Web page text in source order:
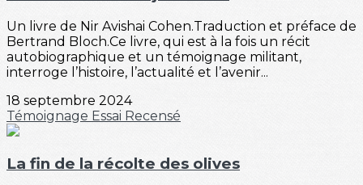
Un livre de Nir Avishai Cohen.Traduction et préface de
Bertrand Bloch.Ce livre, qui est à la fois un récit
autobiographique et un témoignage militant,
interroge l’histoire, l’actualité et l’avenir...
18 septembre 2024
Témoignage Essai Recensé
La fin de la récolte des olives